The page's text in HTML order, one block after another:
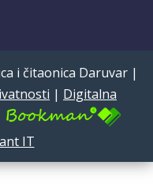
i čitaonica Daruvar |
| Digitalna
IT